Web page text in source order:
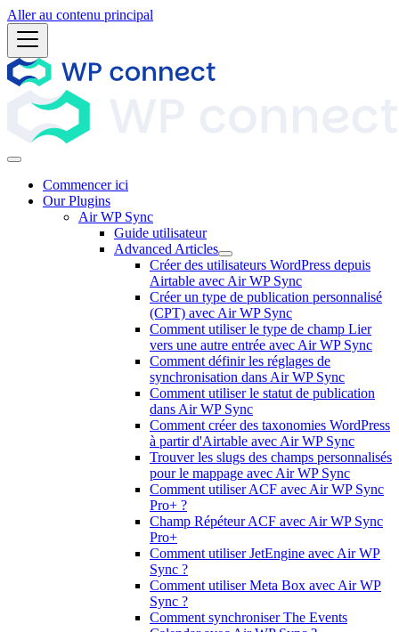
Aller au contenu principal
Commencer ici
Our Plugins
Air WP Sync
Guide utilisateur
Advanced Articles
Créer des utilisateurs WordPress depuis
Airtable avec Air WP Sync
Créer un type de publication personnalisé
(CPT) avec Air WP Sync
Comment utiliser le type de champ Lier
vers une autre entrée avec Air WP Sync
Comment définir les réglages de
synchronisation dans Air WP Sync
Comment utiliser le statut de publication
dans Air WP Sync
Comment créer des taxonomies WordPress
à partir d'Airtable avec Air WP Sync
Trouver les slugs des champs personnalisés
pour le mappage avec Air WP Sync
Comment utiliser ACF avec Air WP Sync
Pro+ ?
Champ Répéteur ACF avec Air WP Sync
Pro+
Comment utiliser JetEngine avec Air WP
Sync ?
Comment utiliser Meta Box avec Air WP
Sync ?
Comment synchroniser The Events